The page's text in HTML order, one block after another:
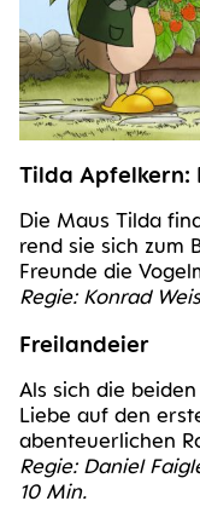
Til­da Apfel­kern:
Die Maus Til­da
rend sie sich zum
Freun­de die
Regie: Kon­rad
Frei­land­ei­er
Als sich die
Lie­be auf den
aben­teu­er­li­chen
Regie: Dani­el
10 Min.